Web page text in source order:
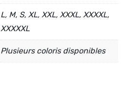
L, M, S, XL, XXL, XXXL, XXXXL,
XXXXXL
Plusieurs coloris disponibles